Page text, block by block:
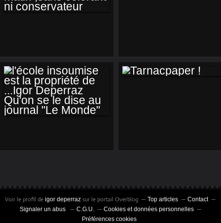
,DIEPPE AU PETIT
MATIN ,SANS
COLORANT NI
CONSERVATEUR
...IGOR DEPERRAZ
QU'ON SE LE DISE
AU JOURNAL "LE
Voir le profil de igor deperraz sur le portail Overblog Top articles
Contact
Signaler un abus
C.G.U.
Cookies et données personnelles
Préférences cookies